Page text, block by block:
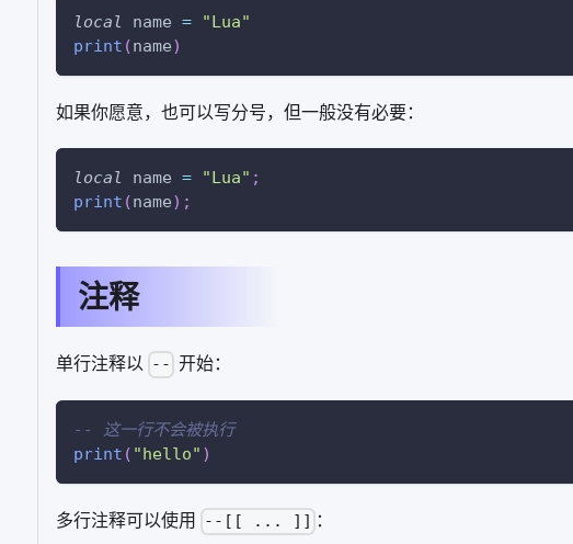
local name =
"Lua"
print (name)
如果你愿意，也可以写分号，但一般没有必要：
local name = "Lua" ;
print (name) ;
注释
单行注释以 -- 开始：
-- 这一行不会被执行
print ( "hello" )
多行注释可以使用 --[[ ... ]] ：